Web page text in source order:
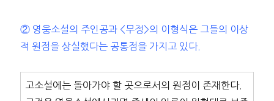
② 영웅소설의 주인공과 <무정>의 이형식은 그들의 이상
적 원점을 상실했다는 공통점을 가지고 있다.
고소설에는 돌아가야 할 곳으로서의 원점이 존재한다.